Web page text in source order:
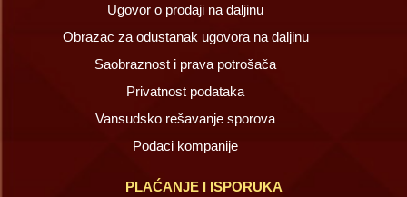
Ugovor o prodaji na daljinu
Obrazac za odustanak ugovora na daljinu
Saobraznost i prava potrošača
Privatnost podataka
Vansudsko rešavanje sporova
Podaci kompanije
PLAĆANJE I ISPORUKA